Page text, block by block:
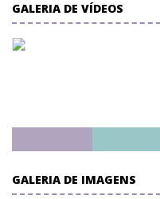
GALERIA DE VÍDEOS
GALERIA DE IMAGENS